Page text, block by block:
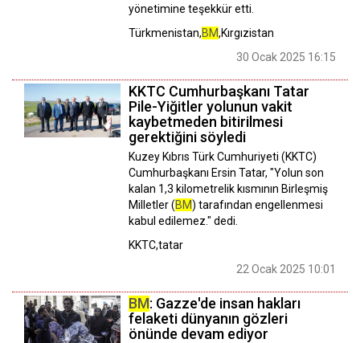
yönetimine teşekkür etti.
Türkmenistan,BM,Kırgızistan
30 Ocak 2025 16:15
KKTC Cumhurbaşkanı Tatar
Pile-Yiğitler yolunun vakit
kaybetmeden bitirilmesi
gerektiğini söyledi
Kuzey Kıbrıs Türk Cumhuriyeti (KKTC)
Cumhurbaşkanı Ersin Tatar, "Yolun son
kalan 1,3 kilometrelik kısmının Birleşmiş
Milletler (BM) tarafından engellenmesi
kabul edilemez." dedi.
KKTC,tatar
22 Ocak 2025 10:01
BM: Gazze'de insan hakları
felaketi dünyanın gözleri
önünde devam ediyor